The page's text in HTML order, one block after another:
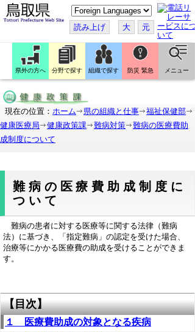
こ
の
ペ
ー
ジ
翻
訳
す
読み上げ 大 元
県外の方へ 分野で探す 組織で探す 防災 緊急 メニュー
現在の位置： ホーム 県の組織と仕事
福祉保健部
健康医療局
健康政策課 難病対策
難病の医療費助
成制度について
難病の医療費助成制度に
ついて
難病の患者に対する医療等に関する法律（難病
法）に基づき、「指定難病」の認定を受けた場合、
治療等にかかる医療費の助成を受けることができま
す。
【目次】
１ 医療費助成の対象となる疾病